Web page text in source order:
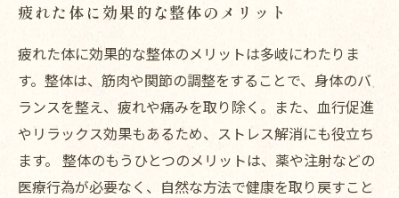
疲れた体に効果的な整体のメリット
疲れた体に効果的な整体のメリットは多岐にわたりま
す。整体は、筋肉や関節の調整をすることで、身体のバ
ランスを整え、疲れや痛みを取り除く。また、血行促進
やリラックス効果もあるため、ストレス解消にも役立ち
ます。 整体のもうひとつのメリットは、薬や注射などの
医療行為が必要なく、自然な方法で健康を取り戻すこと